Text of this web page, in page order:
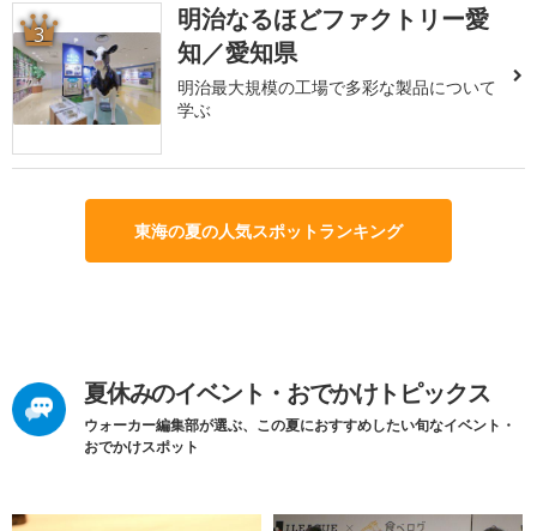
3
明治なるほどファクトリー愛
知／愛知県
明治最大規模の工場で多彩な製品について
学ぶ
東海の夏の人気スポットランキング
夏休みのイベント・おでかけトピックス
ウォーカー編集部が選ぶ、この夏におすすめしたい旬なイベント・
おでかけスポット